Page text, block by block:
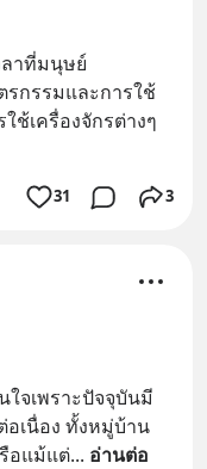
าที่มนุษย์
รกรรมและการใช้
ช้เครื่องจักรต่างๆ
31 3
จเพราะปัจจุบันมี
อเนื่อง ทั้งหมู่บ้าน
อแม้แต่... อ่านต่อ